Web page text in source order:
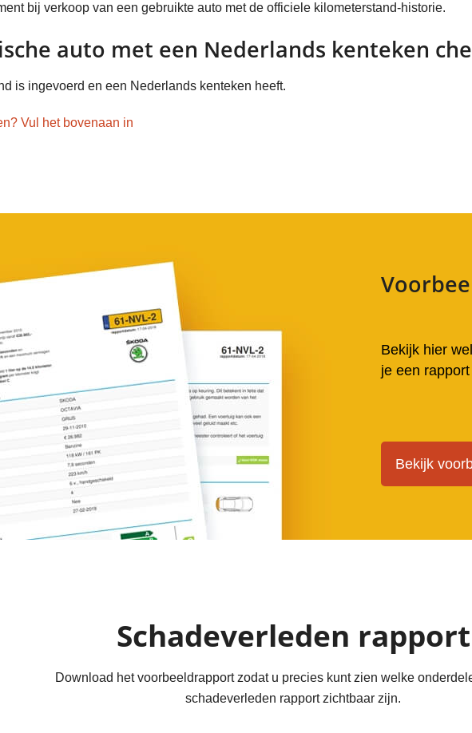
bij verkoop van een gebruikte auto met de officiele kilometerstand-historie.
auto met een Nederlands kenteken
is ingevoerd en een Nederlands kenteken heeft.
Vul het bovenaan in
Bekijk hier
je een
Bekijk
Schadeverleden rapport
Download het voorbeeldrapport zodat u precies kunt zien welke
schadeverleden rapport zichtbaar zijn.